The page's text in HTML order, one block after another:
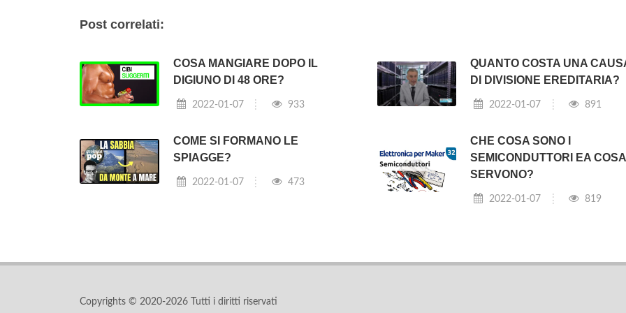
Post correlati:
COSA MANGIARE DOPO IL
DIGIUNO DI 48 ORE?
2022-01-07 933
QUANTO COSTA UNA
DI DIVISIONE EREDITARIA?
2022-01-07 891
COME SI FORMANO LE
SPIAGGE?
2022-01-07 473
CHE COSA SONO I
SEMICONDUTTORI EA COSA
SERVONO?
2022-01-07 819
Copyrights © 2020-2026 Tutti i diritti riservati